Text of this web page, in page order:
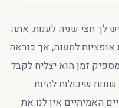
לך חצי שניה לענות, אתה
למענה, אך כנראה
זמן הוא יצליח לקבל
שיכולות להיות
האמיתיים אין לנו את